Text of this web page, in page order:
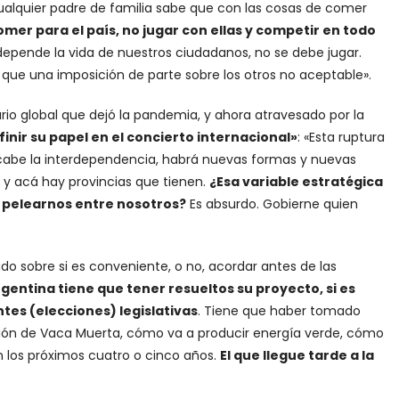
padre de familia sabe que con las cosas de comer
para el país, no jugar con ellas y competir en todo
la vida de nuestros ciudadanos, no se debe jugar.
una imposición de parte sobre los otros no aceptable».
global que dejó la pandemia, y ahora atravesado por la
su papel en el concierto internacional»: «Esta ruptura
la interdependencia, habrá nuevas formas y nuevas
acá hay provincias que tienen. ¿Esa variable estratégica
entre nosotros?Es absurdo. Gobierne quien
sobre si es conveniente, o no, acordar antes de las
tiene que tener resueltos su proyecto, si es
(elecciones) legislativas. Tiene que haber tomado
de Vaca Muerta, cómo va a producir energía verde, cómo
próximos cuatro o cinco años. El que llegue tarde a la